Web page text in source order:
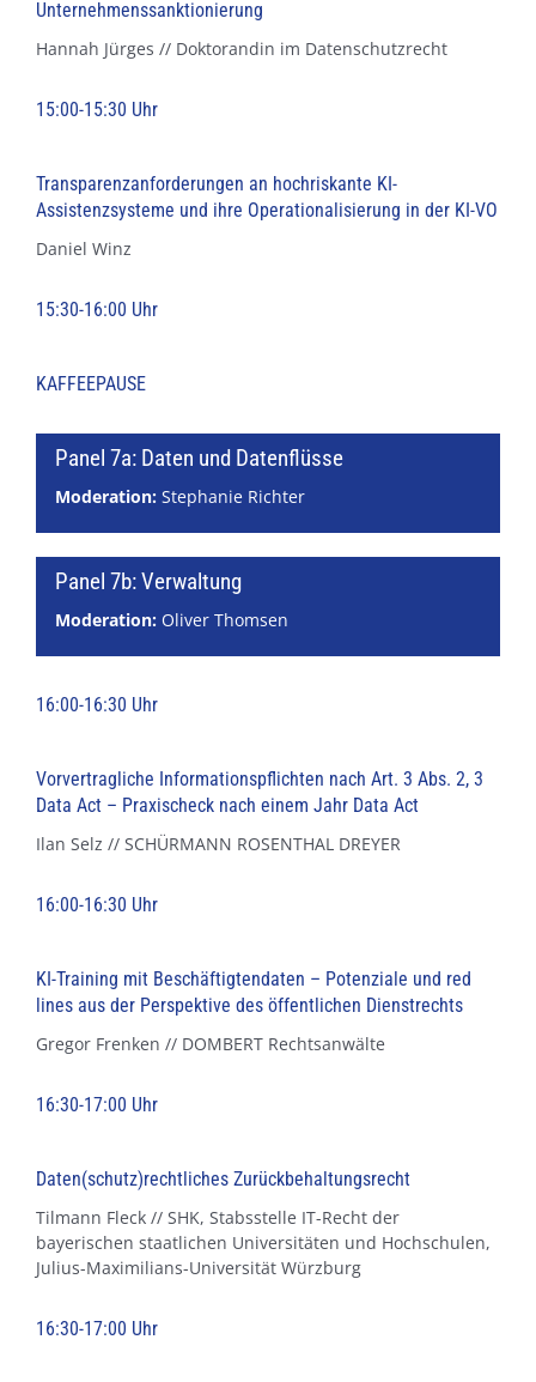
Unternehmenssanktionierung
Hannah Jürges // Doktorandin im Datenschutzrecht
15:00-15:30 Uhr
Transparenzanforderungen an hochriskante KI-
Assistenzsysteme und ihre Operationalisierung in der KI-VO
Daniel Winz
15:30-16:00 Uhr
KAFFEEPAUSE
Panel 7a: Daten und Datenflüsse
Moderation:Stephanie Richter
Panel 7b: Verwaltung
Moderation:Oliver Thomsen
16:00-16:30 Uhr
Vorvertragliche Informationspflichten nach Art. 3 Abs. 2, 3
Data Act – Praxischeck nach einem Jahr Data Act
Ilan Selz // SCHÜRMANN ROSENTHAL DREYER
16:00-16:30 Uhr
KI-Training mit Beschäftigtendaten – Potenziale und red
lines aus der Perspektive des öffentlichen Dienstrechts
Gregor Frenken // DOMBERT Rechtsanwälte
16:30-17:00 Uhr
Daten(schutz)rechtliches Zurückbehaltungsrecht
Tilmann Fleck // SHK, Stabsstelle IT-Recht der
bayerischen staatlichen Universitäten und Hochschulen,
Julius-Maximilians-Universität Würzburg
16:30-17:00 Uhr